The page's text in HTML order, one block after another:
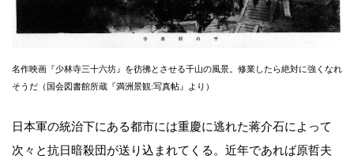
名作映画『少林寺三十六坊』を彷彿とさせる千山の風景。修業したら絶対に強くなれ
そうだ（国会図書館所蔵『満洲景観:写真帖』より）
日本軍の統治下にある都市には重慶に逃れた蒋介石によって
次々と抗日暗殺団が送り込まれてくる。近年であれば原哲夫